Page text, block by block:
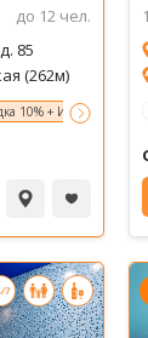
до 12 чел.
85
(262м)
10% + Игристый